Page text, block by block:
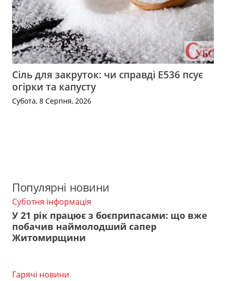
Сіль для закруток: чи справді Е536 псує
огірки та капусту
Субота, 8 Серпня, 2026
Популярні новини
Суботня інформація
У 21 рік працює з боєприпасами: що вже
побачив наймолодший сапер
Житомирщини
Гарячі новини